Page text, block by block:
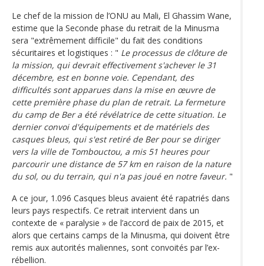
Le chef de la mission de l’ONU au Mali, El Ghassim Wane,
estime que la Seconde phase du retrait de la Minusma
sera "extrêmement difficile" du fait des conditions
sécuritaires et logistiques : " Le processus de clôture de
la mission, qui devrait effectivement s'achever le 31
décembre, est en bonne voie. Cependant, des
difficultés sont apparues dans la mise en œuvre de
cette première phase du plan de retrait. La fermeture
du camp de Ber a été révélatrice de cette situation. Le
dernier convoi d'équipements et de matériels des
casques bleus, qui s'est retiré de Ber pour se diriger
vers la ville de Tombouctou, a mis 51 heures pour
parcourir une distance de 57 km en raison de la nature
du sol, ou du terrain, qui n'a pas joué en notre faveur. "
A ce jour, 1.096 Casques bleus avaient été rapatriés dans
leurs pays respectifs. Ce retrait intervient dans un
contexte de « paralysie » de l’accord de paix de 2015, et
alors que certains camps de la Minusma, qui doivent être
remis aux autorités maliennes, sont convoités par l’ex-
rébellion.